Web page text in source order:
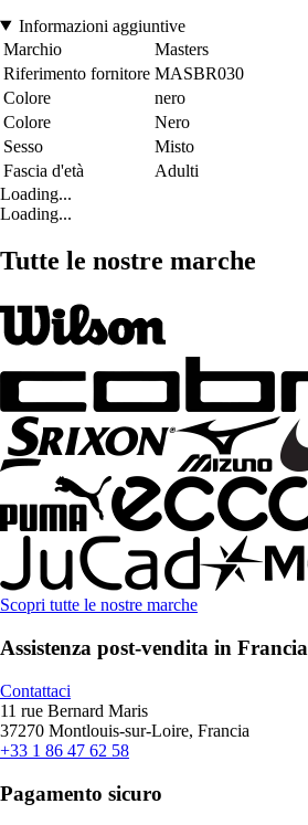
Informazioni aggiuntive
Marchio
Masters
Riferimento fornitore MASBR030
Colore
nero
Colore
Nero
Sesso
Misto
Fascia d'età
Adulti
Loading...
Loading...
Tutte le nostre marche
Scopri tutte le nostre marche
Assistenza post-vendita in Francia
Contattaci
11 rue Bernard Maris
37270 Montlouis-sur-Loire, Francia
+33 1 86 47 62 58
Pagamento sicuro